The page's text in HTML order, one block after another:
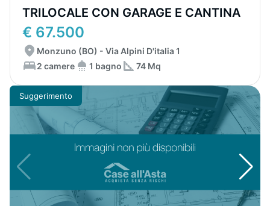
TRILOCALE CON GARAGE E CANTINA
€ 67.500
Monzuno (BO) - Via Alpini D'italia 1
2 camere
1 bagno 74 Mq
Suggerimento